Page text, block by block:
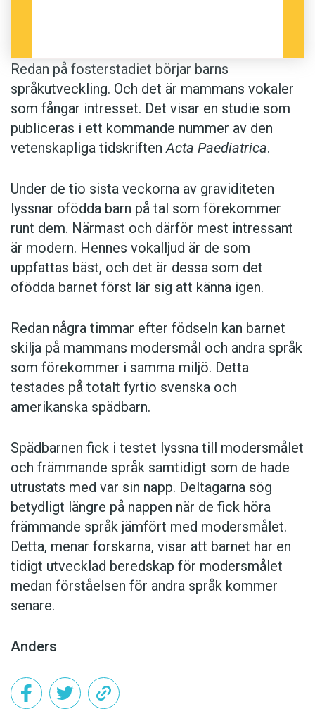
Redan på fosterstadiet börjar barns
språkutveckling. Och det är mammans vokaler
som fångar intresset. Det visar en studie som
publiceras i ett kommande nummer av den
vetenskapliga tidskriften Acta Paediatrica.
Under de tio sista veckorna av graviditeten
lyssnar ofödda barn på tal som förekommer
runt dem. Närmast och därför mest intressant
är modern. Hennes vokalljud är de som
uppfattas bäst, och det är dessa som det
ofödda barnet först lär sig att känna igen.
Redan några timmar efter födseln kan barnet
skilja på mammans modersmål och andra språk
som förekommer i samma miljö. Detta
testades på totalt fyrtio svenska och
amerikanska spädbarn.
Spädbarnen fick i testet lyssna till modersmålet
och främmande språk samtidigt som de hade
utrustats med var sin napp. Deltagarna sög
betydligt längre på nappen när de fick höra
främmande språk jämfört med modersmålet.
Detta, menar forskarna, visar att barnet har en
tidigt utvecklad beredskap för modersmålet
medan förståelsen för andra språk kommer
senare.
Anders